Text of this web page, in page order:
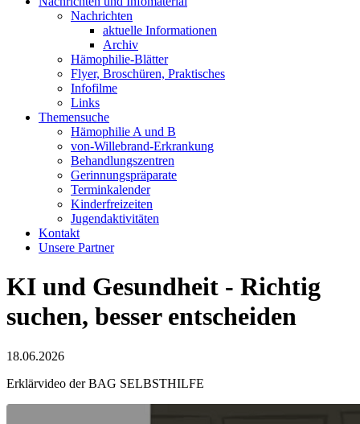
Nachrichten
aktuelle Informationen
Archiv
Hämophilie-Blätter
Flyer, Broschüren, Praktisches
Infofilme
Links
Themensuche
Hämophilie A und B
von-Willebrand-Erkrankung
Behandlungszentren
Gerinnungspräparate
Terminkalender
Kinderfreizeiten
Jugendaktivitäten
Kontakt
Unsere Partner
KI und Gesundheit - Richtig
suchen, besser entscheiden
18.06.2026
Erklärvideo der BAG SELBSTHILFE